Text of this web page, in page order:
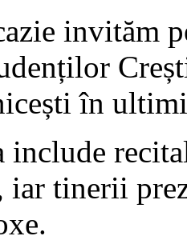
invităm
în
include
iar tinerii